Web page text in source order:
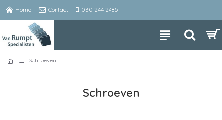
Home Contact 030 244 2485
Schroeven
Schroeven